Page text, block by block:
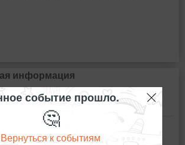
информация
событие прошло.
🤔
Вернуться к событиям